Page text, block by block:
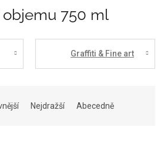
750 ml
Graffiti & Fine art
Nejdražší Abecedně